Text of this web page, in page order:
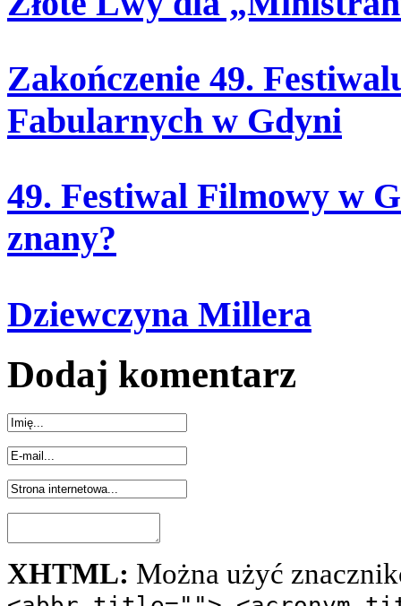
Zakończenie 49.
Fabularnych w Gdyni
49. Festiwal Filmowy w
znany?
Dziewczyna Millera
Dodaj komentarz
XHTML: Można użyć